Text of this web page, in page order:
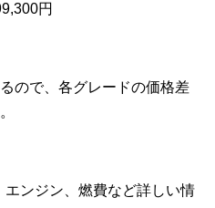
円
ので、各グレードの価格差
ンジン、燃費など詳しい情